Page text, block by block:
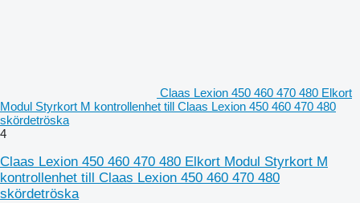
Claas Lexion 450 460 470 480 Elkort
Modul Styrkort M kontrollenhet till Claas Lexion 450 460 470 480
skördetröska
4
Claas Lexion 450 460 470 480 Elkort Modul Styrkort M
kontrollenhet till Claas Lexion 450 460 470 480
skördetröska